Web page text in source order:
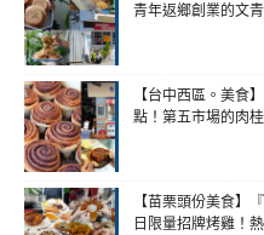
青年返鄉創業的文
【台中西區。美食
點！第五市場的肉
【苗栗頭份美食】
日限量招牌烤雞！